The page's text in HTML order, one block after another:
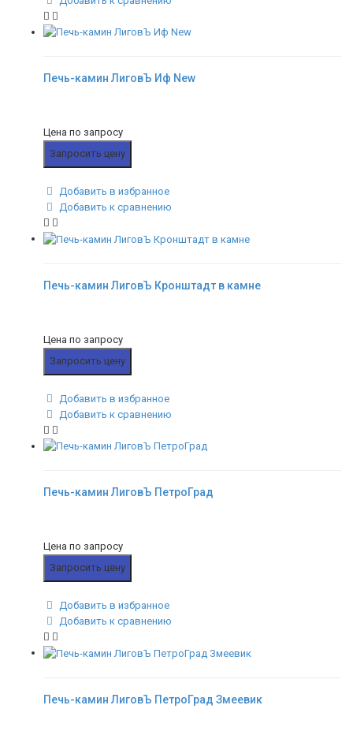
Печь-камин ЛиговЪ Иф New
Цена по запросу
Запросить цену
Добавить в избранное
Добавить к сравнению
Печь-камин ЛиговЪ Кронштадт в камне
Цена по запросу
Запросить цену
Добавить в избранное
Добавить к сравнению
Печь-камин ЛиговЪ ПетроГрад
Цена по запросу
Запросить цену
Добавить в избранное
Добавить к сравнению
Печь-камин ЛиговЪ ПетроГрад Змеевик